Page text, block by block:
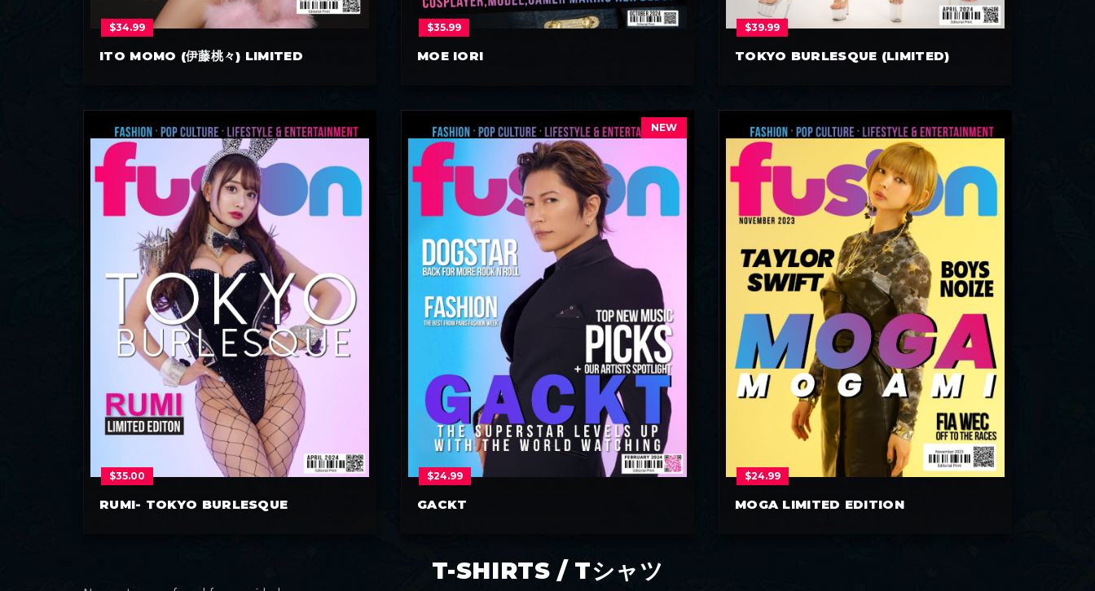
ITO MOMO (伊藤桃々) LIMITED
$34.99
MOE IORI
$35.99
TOKYO BURLESQUE (LIMITED)
$39.99
RUMI- TOKYO BURLESQUE
$35.00
NEW
GACKT
$24.99
MOGA LIMITED EDITION
$24.99
T-SHIRTS / Tシャツ